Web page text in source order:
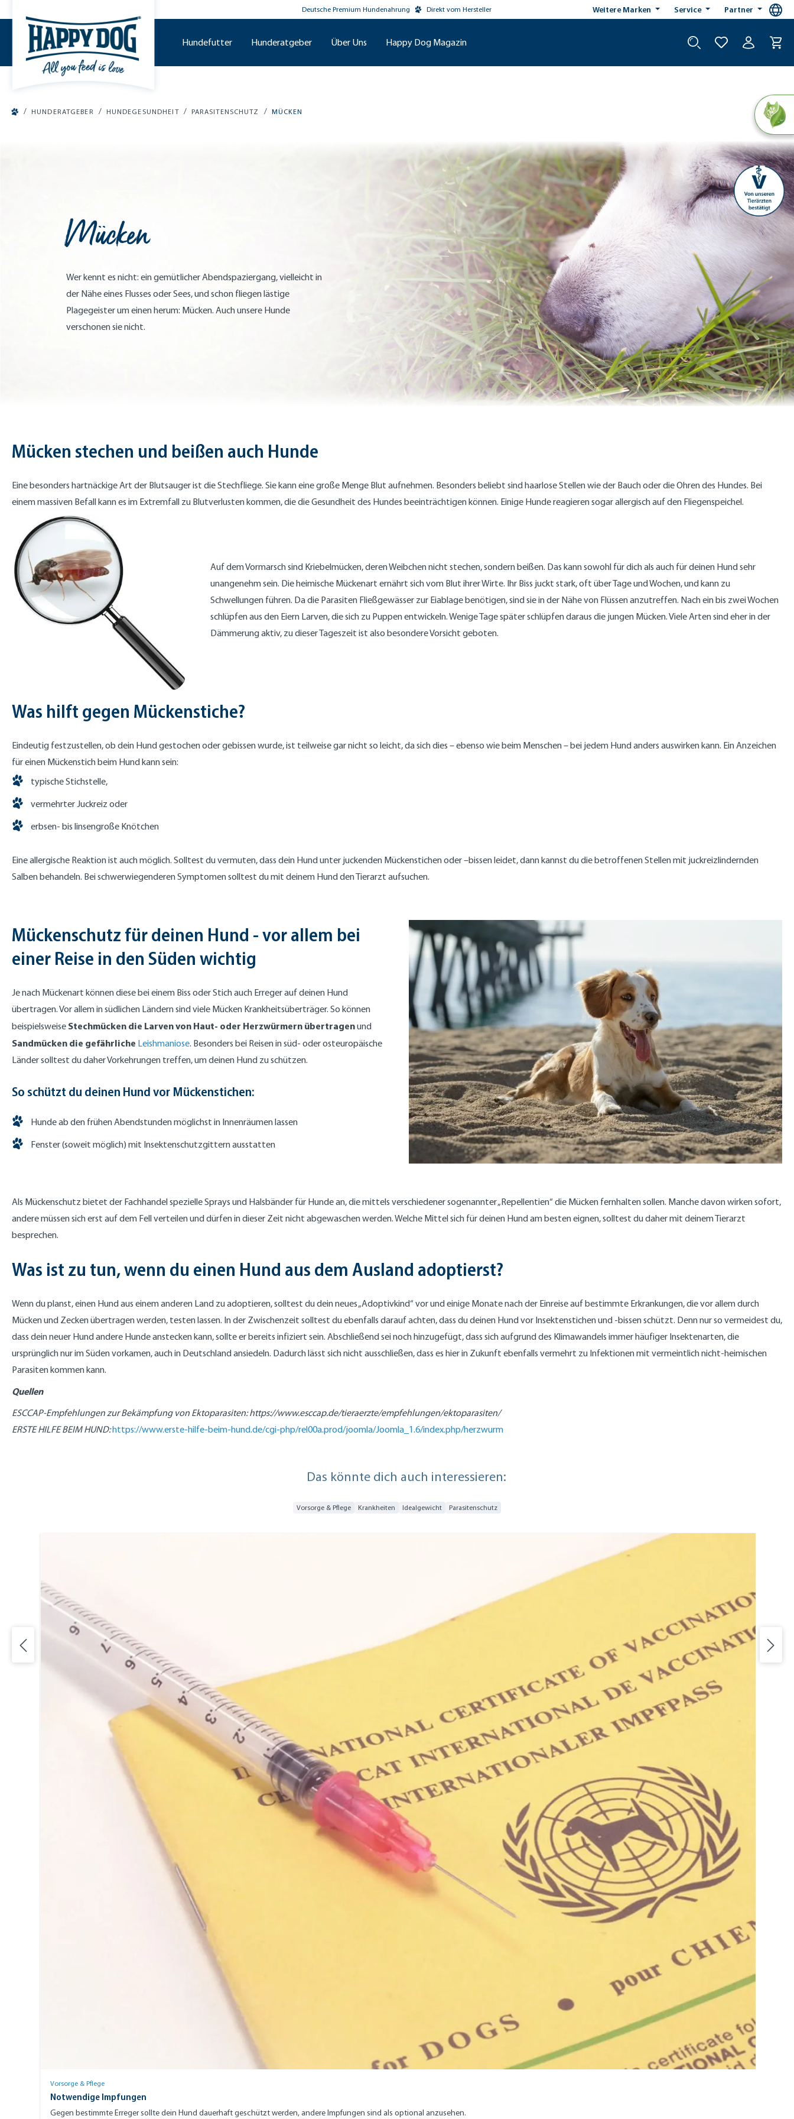
Deutsche Premium Hundenahrung Direkt vom Hersteller Weitere Marken Service Partner
Hundefutter Hunderatgeber Über Uns Happy Dog Magazin
/ HUNDERATGEBER / HUNDEGESUNDHEIT / PARASITENSCHUTZ / MÜCKEN
Mücken
Wer kennt es nicht: ein gemütlicher Abendspaziergang, vielleicht in
der Nähe eines Flusses oder Sees, und schon fliegen lästige
Plagegeister um einen herum: Mücken. Auch unsere Hunde
verschonen sie nicht.
Mücken stechen und beißen auch Hunde
Eine besonders hartnäckige Art der Blutsauger ist die Stechfliege. Sie kann eine große Menge Blut aufnehmen. Besonders beliebt sind haarlose Stellen wie der Bauch oder die Ohren des Hundes. Bei
einem massiven Befall kann es im Extremfall zu Blutverlusten kommen, die die Gesundheit des Hundes beeinträchtigen können. Einige Hunde reagieren sogar allergisch auf den Fliegenspeichel.
Auf dem Vormarsch sind Kriebelmücken, deren Weibchen nicht stechen, sondern beißen. Das kann sowohl für dich als auch für deinen Hund sehr
unangenehm sein. Die heimische Mückenart ernährt sich vom Blut ihrer Wirte. Ihr Biss juckt stark, oft über Tage und Wochen, und kann zu
Schwellungen führen. Da die Parasiten Fließgewässer zur Eiablage benötigen, sind sie in der Nähe von Flüssen anzutreffen. Nach ein bis zwei Wochen
schlüpfen aus den Eiern Larven, die sich zu Puppen entwickeln. Wenige Tage später schlüpfen daraus die jungen Mücken. Viele Arten sind eher in der
Dämmerung aktiv, zu dieser Tageszeit ist also besondere Vorsicht geboten.
Was hilft gegen Mückenstiche?
Eindeutig festzustellen, ob dein Hund gestochen oder gebissen wurde, ist teilweise gar nicht so leicht, da sich dies – ebenso wie beim Menschen – bei jedem Hund anders auswirken kann. Ein Anzeichen
für einen Mückenstich beim Hund kann sein:
typische Stichstelle,
vermehrter Juckreiz oder
erbsen- bis linsengroße Knötchen
Eine allergische Reaktion ist auch möglich. Solltest du vermuten, dass dein Hund unter juckenden Mückenstichen oder –bissen leidet, dann kannst du die betroffenen Stellen mit juckreizlindernden
Salben behandeln. Bei schwerwiegenderen Symptomen solltest du mit deinem Hund den Tierarzt aufsuchen.
Mückenschutz für deinen Hund - vor allem bei
einer Reise in den Süden wichtig
Je nach Mückenart können diese bei einem Biss oder Stich auch Erreger auf deinen Hund
übertragen. Vor allem in südlichen Ländern sind viele Mücken Krankheitsüberträger. So können
beispielsweise Stechmücken die Larven von Haut- oder Herzwürmern übertragenund
Sandmücken die gefährliche Leishmaniose. Besonders bei Reisen in süd- oder osteuropäische
Länder solltest du daher Vorkehrungen treffen, um deinen Hund zu schützen.
So schützt du deinen Hund vor Mückenstichen:
Hunde ab den frühen Abendstunden möglichst in Innenräumen lassen
Fenster (soweit möglich) mit Insektenschutzgittern ausstatten
Als Mückenschutz bietet der Fachhandel spezielle Sprays und Halsbänder für Hunde an, die mittels verschiedener sogenannter „Repellentien“ die Mücken fernhalten sollen. Manche davon wirken sofort,
andere müssen sich erst auf dem Fell verteilen und dürfen in dieser Zeit nicht abgewaschen werden. Welche Mittel sich für deinen Hund am besten eignen, solltest du daher mit deinem Tierarzt
besprechen.
Was ist zu tun, wenn du einen Hund aus dem Ausland adoptierst?
Wenn du planst, einen Hund aus einem anderen Land zu adoptieren, solltest du dein neues „Adoptivkind“ vor und einige Monate nach der Einreise auf bestimmte Erkrankungen, die vor allem durch
Mücken und Zecken übertragen werden, testen lassen. In der Zwischenzeit solltest du ebenfalls darauf achten, dass du deinen Hund vor Insektenstichen und -bissen schützt. Denn nur so vermeidest du,
dass dein neuer Hund andere Hunde anstecken kann, sollte er bereits infiziert sein. Abschließend sei noch hinzugefügt, dass sich aufgrund des Klimawandels immer häufiger Insektenarten, die
ursprünglich nur im Süden vorkamen, auch in Deutschland ansiedeln. Dadurch lässt sich nicht ausschließen, dass es hier in Zukunft ebenfalls vermehrt zu Infektionen mit vermeintlich nicht-heimischen
Parasiten kommen kann.
Quellen
ESCCAP-Empfehlungen zur Bekämpfung von Ektoparasiten: https://www.esccap.de/tieraerzte/empfehlungen/ektoparasiten/
ERSTE HILFE BEIM HUND:https://www.erste-hilfe-beim-hund.de/cgi-php/rel00a.prod/joomla/Joomla_1.6/index.php/herzwurm
Das könnte dich auch interessieren:
Vorsorge & Pflege Krankheiten Idealgewicht Parasitenschutz
Vorsorge & Pflege
Notwendige Impfungen
Gegen bestimmte Erreger sollte dein Hund dauerhaft geschützt werden, andere Impfungen sind als optional anzusehen.